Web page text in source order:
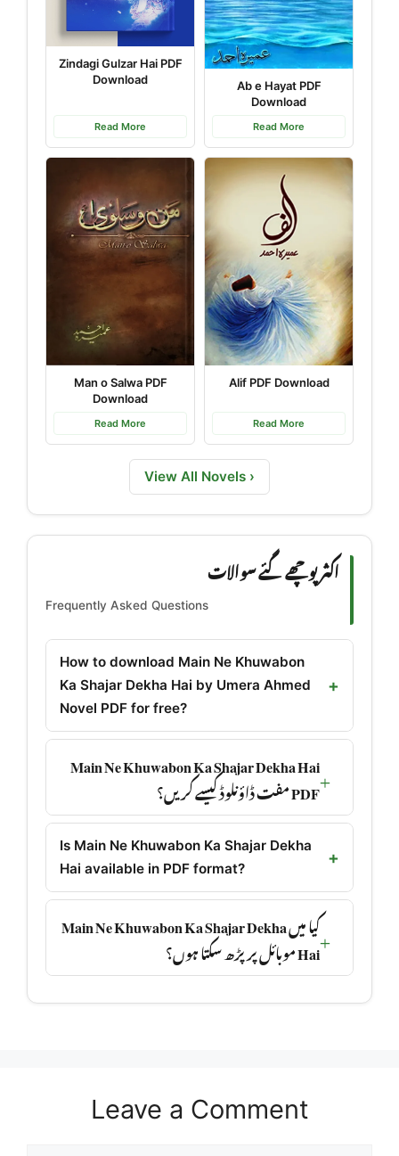
Zindagi Gulzar Hai PDF
Download
Read More
Ab e Hayat PDF
Download
Read More
Man o Salwa PDF
Download
Read More
Alif PDF Download
Read More
View All Novels ›
اکثر پوچھے گئے سوالات
Frequently Asked Questions
How to download Main Ne Khuwabon
Ka Shajar Dekha Hai by Umera Ahmed
Novel PDF for free?
Main Ne Khuwabon Ka Shajar Dekha Hai
PDF مفت ڈاؤنلوڈ کیسے کریں؟
Is Main Ne Khuwabon Ka Shajar Dekha
Hai available in PDF format?
کیا میں Main Ne Khuwabon Ka Shajar Dekha
Hai موبائل پر پڑھ سکتا ہوں؟
Leave a Comment